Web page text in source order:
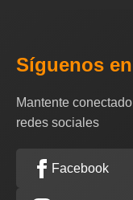
Síguenos
Mantente
redes sociales
Facebook